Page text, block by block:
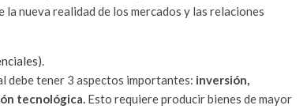
nueva realidad de los mercados y las relaciones
debe tener 3 aspectos importantes: inversión,
tecnológica. Esto requiere producir bienes de mayor